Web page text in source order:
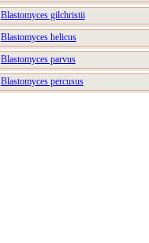
Blastomyces gilchristii
Blastomyces helicus
Blastomyces parvus
Blastomyces percusus